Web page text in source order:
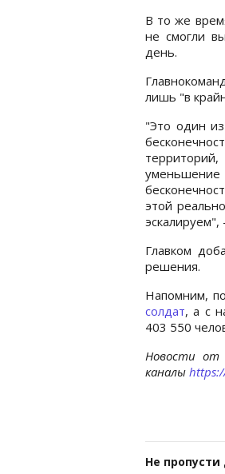
В то же
не смогли
день.
лишь "в
"Это один
этой
эскалируем",
Главком
решения.
Напомним,
солдат, а с
403 550
Новости от
каналы
Не